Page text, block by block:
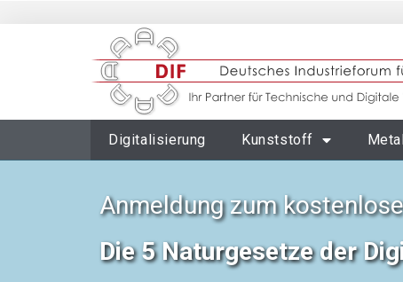
Digitalisierung Kunststoff
Anmeldung zum
Die 5 Naturgesetze der